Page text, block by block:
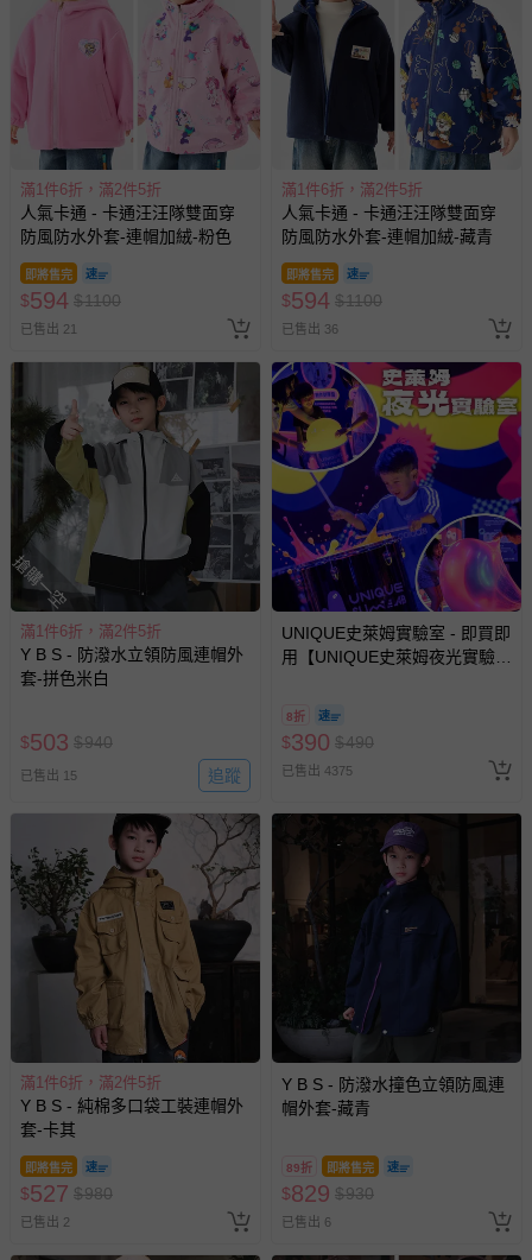
滿1件6折，滿2件5折
人氣卡通 - 卡通汪汪隊雙面穿
防風防水外套-連帽加絨-粉色
即將售完
$594 $1100
已售出 21
滿1件6折，滿2件5折
人氣卡通 - 卡通汪汪隊雙面穿
防風防水外套-連帽加絨-藏青
即將售完
$594 $1100
已售出 36
搶購一空
滿1件6折，滿2件5折
Y B S - 防潑水立領防風連帽外
套-拼色米白
$503 $940
已售出 15 追蹤
UNIQUE史萊姆實驗室 - 即買即
用【UNIQUE史萊姆夜光實驗室
訂單編號兌換，逾期作廢) (大
人小孩均一價(3歲以上需購票))
8折
$390 $490
已售出 4375
滿1件6折，滿2件5折
Y B S - 純棉多口袋工裝連帽外
套-卡其
即將售完
$527 $980
已售出 2
Y B S - 防潑水撞色立領防風連
帽外套-藏青
89折 即將售完
$829 $930
已售出 6